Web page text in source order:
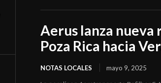
Aerus lanza nueva
Poza Rica hacia
NOTAS LOCALES mayo 9, 2025